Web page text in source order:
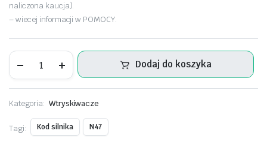
naliczona kaucja).
– wiecej informacji w POMOCY.
Wtryskiwacz
Bosch
BMW
E90
2.0d
N47
–
Dodaj do koszyka
Kategoria: Wtryskiwacze
Tagi: Kod silnika N47